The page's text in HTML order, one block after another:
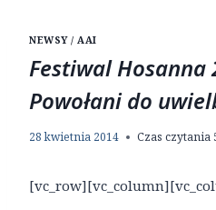
NEWSY / AAI
Festiwal Hosanna
Powołani do
28 kwietnia 2014 Czas czytania